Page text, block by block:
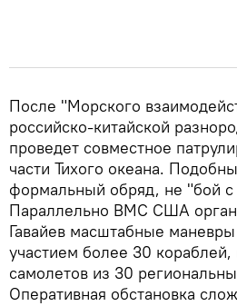
После "Морского
российско-китайской
проведет совместное
части Тихого океана.
формальный обряд, не "бой с
Параллельно ВМС США
Гавайев масштабные
участием более 30
самолетов из 30
Оперативная обстановка